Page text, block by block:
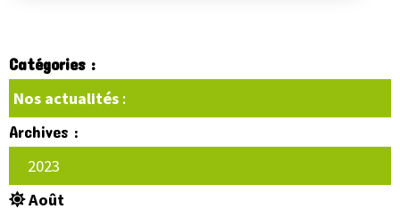
Catégories :
Nos actualités :
Archives :
2023
Août